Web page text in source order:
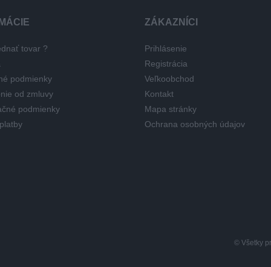
tovar ?
podmienky
od zmluvy
podmienky
ZÁKAZNÍCI
Prihlásenie
Registrácia
Veľkoobchod
Kontakt
Mapa stránky
Ochrana osobných údajov
© Všetky